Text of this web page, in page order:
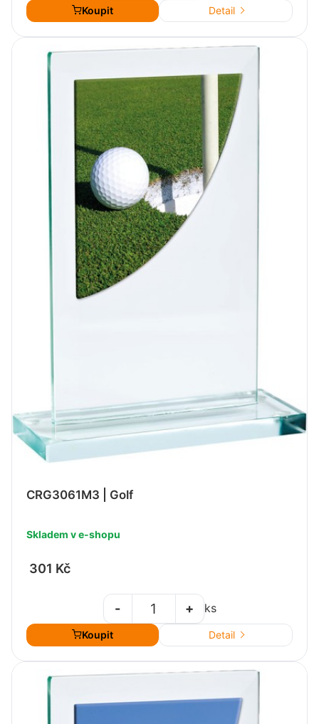
Koupit Detail
CRG3061M3 | Golf
Skladem v e-shopu
301 Kč
+
- ks
Koupit Detail